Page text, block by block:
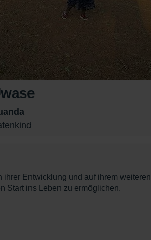
Entwicklung und auf ihrem weiteren
Start ins Leben zu ermöglichen.